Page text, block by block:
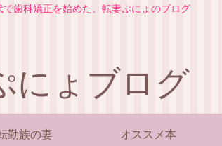
で歯科矯正を始めた、転妻ぷにょのブログ
にょブログ
勤族の妻 オススメ本